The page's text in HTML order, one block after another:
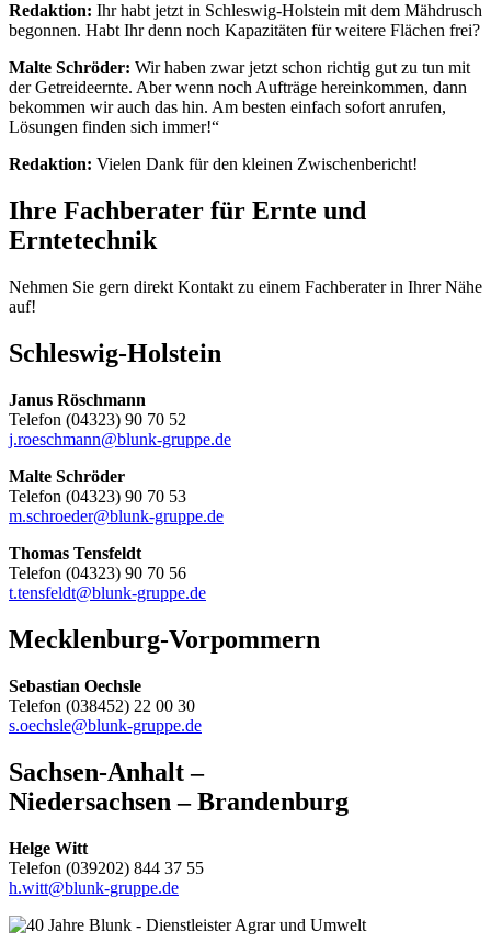
Redaktion: Ihr habt jetzt in Schleswig-Holstein mit dem Mähdrusch
begonnen. Habt Ihr denn noch Kapazitäten für weitere Flächen frei?
Malte Schröder: Wir haben zwar jetzt schon richtig gut zu tun mit
der Getreideernte. Aber wenn noch Aufträge hereinkommen, dann
bekommen wir auch das hin. Am besten einfach sofort anrufen,
Lösungen finden sich immer!“
Redaktion: Vielen Dank für den kleinen Zwischenbericht!
Ihre Fachberater für Ernte und
Erntetechnik
Nehmen Sie gern direkt Kontakt zu einem Fachberater in Ihrer Nähe
auf!
Schleswig-Holstein
Janus Röschmann
Telefon (04323) 90 70 52
j.roeschmann@blunk-gruppe.de
Malte Schröder
Telefon (04323) 90 70 53
m.schroeder@blunk-gruppe.de
Thomas Tensfeldt
Telefon (04323) 90 70 56
t.tensfeldt@blunk-gruppe.de
Mecklenburg-Vorpommern
Sebastian Oechsle
Telefon (038452) 22 00 30
s.oechsle@blunk-gruppe.de
Sachsen-Anhalt –
Niedersachsen – Brandenburg
Helge Witt
Telefon (039202) 844 37 55
h.witt@blunk-gruppe.de